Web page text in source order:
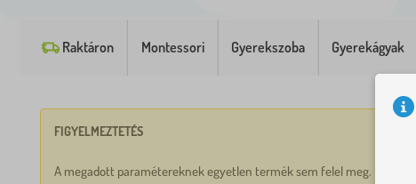
Raktáron Montessori Gyerekszoba Gyerekágyak
FIGYELMEZTETÉS
A megadott paramétereknek egyetlen termék sem felel meg.